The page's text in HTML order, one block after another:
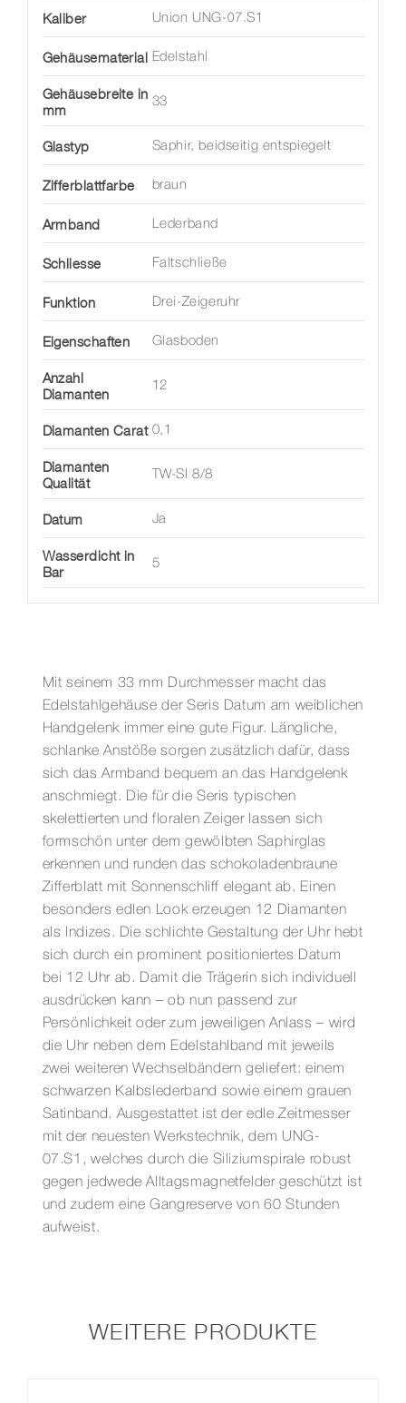
Kaliber Union UNG-07.S1
Gehäusematerial Edelstahl
Gehäusebreite in
mm
33
Glastyp Saphir, beidseitig entspiegelt
Zifferblattfarbe braun
Armband Lederband
Schliesse Faltschließe
Funktion Drei-Zeigeruhr
Eigenschaften Glasboden
Anzahl
Diamanten
12
Diamanten Carat 0,1
Diamanten
Qualität
TW-SI 8/8
Datum Ja
Wasserdicht in
Bar
5
Mit seinem 33 mm Durchmesser macht das
Edelstahlgehäuse der Seris Datum am weiblichen
Handgelenk immer eine gute Figur. Längliche,
schlanke Anstöße sorgen zusätzlich dafür, dass
sich das Armband bequem an das Handgelenk
anschmiegt. Die für die Seris typischen
skelettierten und floralen Zeiger lassen sich
formschön unter dem gewölbten Saphirglas
erkennen und runden das schokoladenbraune
Zifferblatt mit Sonnenschliff elegant ab. Einen
besonders edlen Look erzeugen 12 Diamanten
als Indizes. Die schlichte Gestaltung der Uhr hebt
sich durch ein prominent positioniertes Datum
bei 12 Uhr ab. Damit die Trägerin sich individuell
ausdrücken kann – ob nun passend zur
Persönlichkeit oder zum jeweiligen Anlass – wird
die Uhr neben dem Edelstahlband mit jeweils
zwei weiteren Wechselbändern geliefert: einem
schwarzen Kalbslederband sowie einem grauen
Satinband. Ausgestattet ist der edle Zeitmesser
mit der neuesten Werkstechnik, dem UNG-
07.S1, welches durch die Siliziumspirale robust
gegen jedwede Alltagsmagnetfelder geschützt ist
und zudem eine Gangreserve von 60 Stunden
aufweist.
WEITERE PRODUKTE